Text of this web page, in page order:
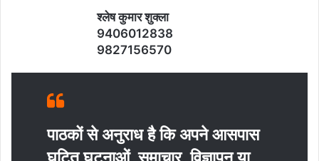
श्‍लेष कुमार शुक्‍ला
9406012838
9827156570
पाठकों से अनुराध है कि अपने आसपास